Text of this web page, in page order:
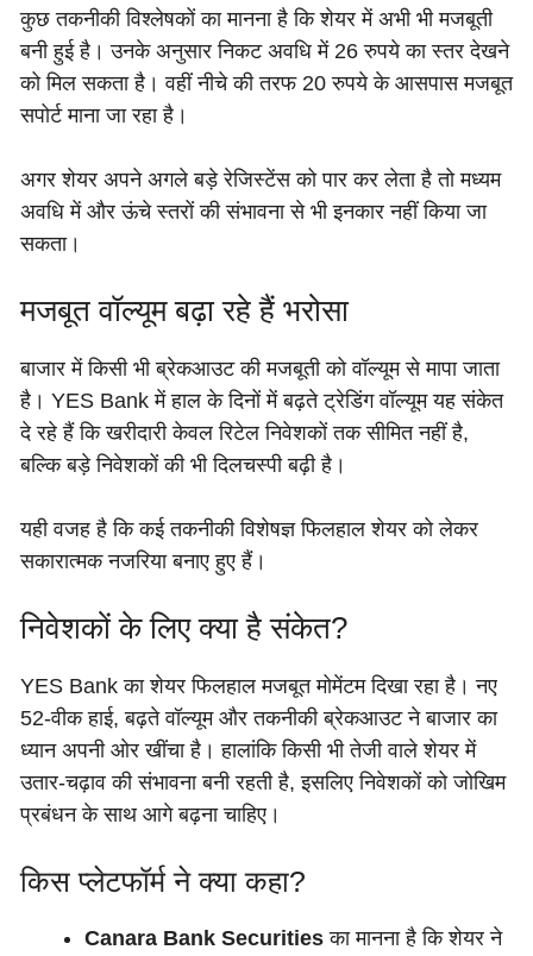
कुछ तकनीकी विश्लेषकों का मानना है कि शेयर में अभी भी मजबूती
बनी हुई है। उनके अनुसार निकट अवधि में 26 रुपये का स्तर देखने
को मिल सकता है। वहीं नीचे की तरफ 20 रुपये के आसपास मजबूत
सपोर्ट माना जा रहा है।
अगर शेयर अपने अगले बड़े रेजिस्टेंस को पार कर लेता है तो मध्यम
अवधि में और ऊंचे स्तरों की संभावना से भी इनकार नहीं किया जा
सकता।
मजबूत वॉल्यूम बढ़ा रहे हैं भरोसा
बाजार में किसी भी ब्रेकआउट की मजबूती को वॉल्यूम से मापा जाता
है। YES Bank में हाल के दिनों में बढ़ते ट्रेडिंग वॉल्यूम यह संकेत
दे रहे हैं कि खरीदारी केवल रिटेल निवेशकों तक सीमित नहीं है,
बल्कि बड़े निवेशकों की भी दिलचस्पी बढ़ी है।
यही वजह है कि कई तकनीकी विशेषज्ञ फिलहाल शेयर को लेकर
सकारात्मक नजरिया बनाए हुए हैं।
निवेशकों के लिए क्या है संकेत?
YES Bank का शेयर फिलहाल मजबूत मोमेंटम दिखा रहा है। नए
52-वीक हाई, बढ़ते वॉल्यूम और तकनीकी ब्रेकआउट ने बाजार का
ध्यान अपनी ओर खींचा है। हालांकि किसी भी तेजी वाले शेयर में
उतार-चढ़ाव की संभावना बनी रहती है, इसलिए निवेशकों को जोखिम
प्रबंधन के साथ आगे बढ़ना चाहिए।
किस प्लेटफॉर्म ने क्या कहा?
Canara Bank Securities का मानना है कि शेयर ने